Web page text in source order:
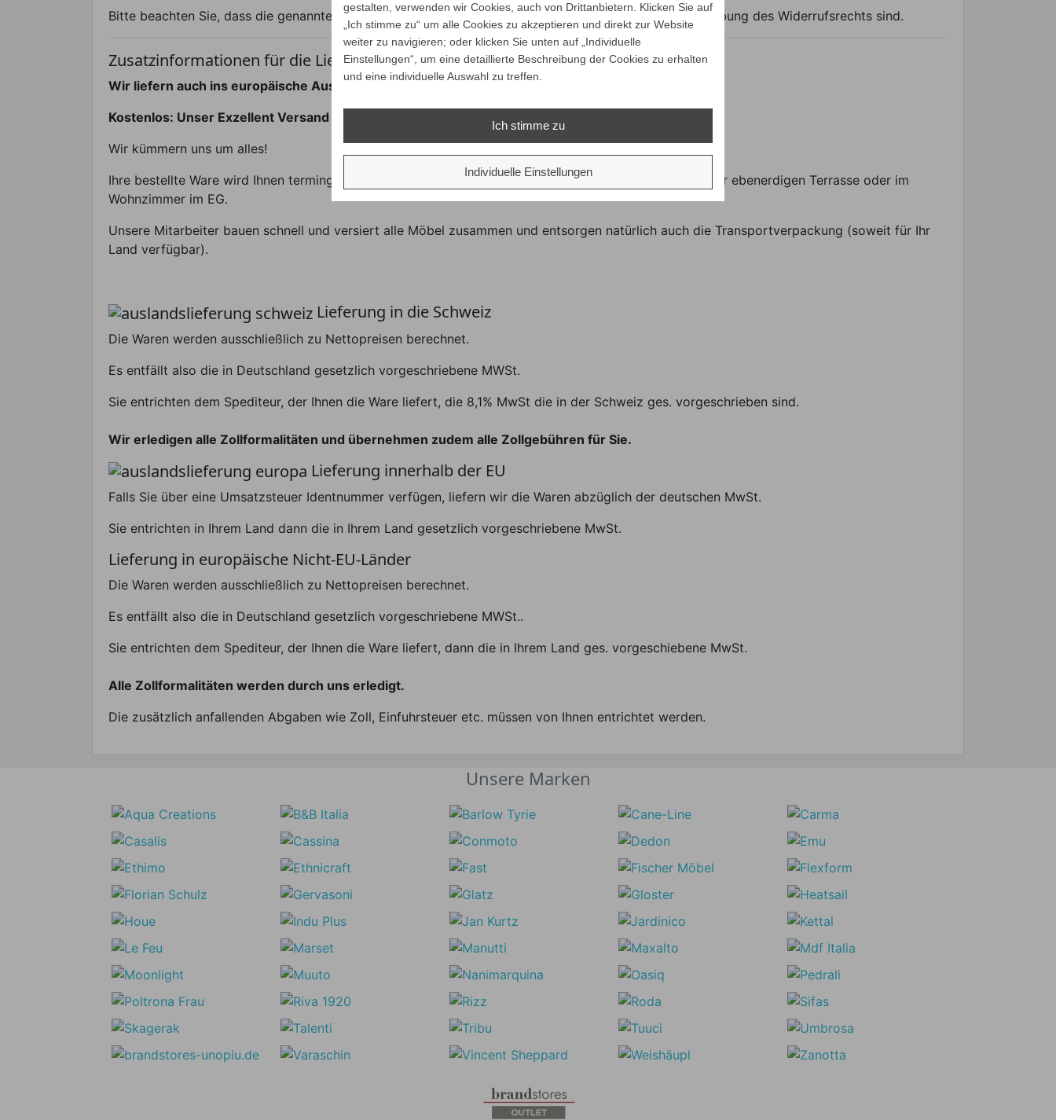
Bitte beachten Sie, dass die genannten Modalitäten jedoch nicht Voraussetzung für die wirksame Ausübung des Widerrufsrechts sind.
Zusatzinformationen für die Lieferung in die Schweiz, in Europa usw.
Wir liefern auch ins europäische Ausland grundsätzlich versandkostenfrei!
Kostenlos: Unser Exzellent Versand
Wir kümmern uns um alles!
Ihre bestellte Ware wird Ihnen termingerecht dorthin geliefert, wo Sie sie haben wollen - egal ob auf der ebenerdigen Terrasse oder im
Wohnzimmer im EG.
Unsere Mitarbeiter bauen schnell und versiert alle Möbel zusammen und entsorgen natürlich auch die Transportverpackung (soweit für Ihr
Land verfügbar).
Lieferung in die Schweiz
Die Waren werden ausschließlich zu Nettopreisen berechnet.
Es entfällt also die in Deutschland gesetzlich vorgeschriebene MWSt.
Sie entrichten dem Spediteur, der Ihnen die Ware liefert, die 8,1% MwSt die in der Schweiz ges. vorgeschrieben sind.
Wir erledigen alle Zollformalitäten und übernehmen zudem alle Zollgebühren für Sie.
Lieferung innerhalb der EU
Falls Sie über eine Umsatzsteuer Identnummer verfügen, liefern wir die Waren abzüglich der deutschen MwSt.
Sie entrichten in Ihrem Land dann die in Ihrem Land gesetzlich vorgeschriebene MwSt.
Lieferung in europäische Nicht-EU-Länder
Die Waren werden ausschließlich zu Nettopreisen berechnet.
Es entfällt also die in Deutschland gesetzlich vorgeschriebene MWSt..
Sie entrichten dem Spediteur, der Ihnen die Ware liefert, dann die in Ihrem Land ges. vorgeschiebene MwSt.
Alle Zollformalitäten werden durch uns erledigt.
Die zusätzlich anfallenden Abgaben wie Zoll, Einfuhrsteuer etc. müssen von Ihnen entrichtet werden.
Unsere Marken
gestalten, verwenden wir Cookies, auch von Drittanbietern. Klicken Sie auf
„Ich stimme zu“ um alle Cookies zu akzeptieren und direkt zur Website
weiter zu navigieren; oder klicken Sie unten auf „Individuelle
Einstellungen“, um eine detaillierte Beschreibung der Cookies zu erhalten
und eine individuelle Auswahl zu treffen.
Ich stimme zu
Individuelle Einstellungen